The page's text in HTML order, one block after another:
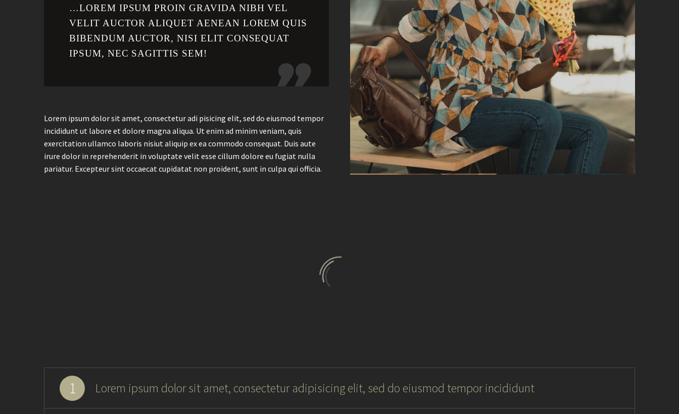
…LOREM IPSUM PROIN GRAVIDA NIBH VEL
VELIT AUCTOR ALIQUET AENEAN LOREM QUIS
BIBENDUM AUCTOR, NISI ELIT CONSEQUAT
IPSUM, NEC SAGITTIS SEM!

Lorem ipsum dolor sit amet, consectetur adi pisicing elit, sed do eiusmod tempor
incididunt ut labore et dolore magna aliqua. Ut enim ad minim veniam, quis
exercitation ullamco laboris nisiut aliquip ex ea commodo consequat. Duis aute
irure dolor in reprehenderit in voluptate velit esse cillum dolore eu fugiat nulla
pariatur. Excepteur sint occaecat cupidatat non proident, sunt in culpa qui officia.
1 Lorem ipsum dolor sit amet, consectetur adipisicing elit, sed do eiusmod tempor incididunt